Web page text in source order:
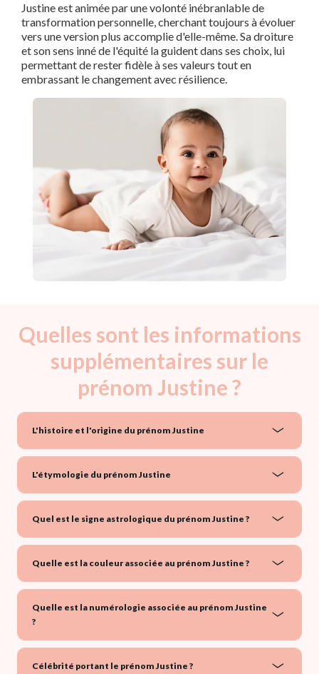
Justine est animée par une volonté inébranlable de
transformation personnelle, cherchant toujours à évoluer
vers une version plus accomplie d'elle-même. Sa droiture
et son sens inné de l'équité la guident dans ses choix, lui
permettant de rester fidèle à ses valeurs tout en
embrassant le changement avec résilience.
Quelles sont les informations
supplémentaires sur le
prénom Justine ?
L'histoire et l'origine du prénom Justine
L'étymologie du prénom Justine
Quel est le signe astrologique du prénom Justine ?
Quelle est la couleur associée au prénom Justine ?
Quelle est la numérologie associée au prénom Justine
?
Célébrité portant le prénom Justine ?